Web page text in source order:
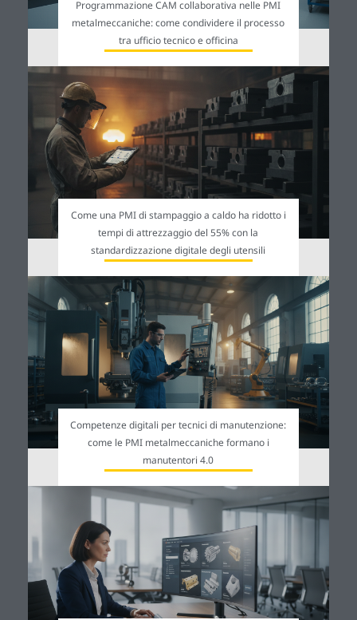
Programmazione CAM collaborativa nelle PMI
metalmeccaniche: come condividere il processo
tra ufficio tecnico e officina
Come una PMI di stampaggio a caldo ha ridotto i
tempi di attrezzaggio del 55% con la
standardizzazione digitale degli utensili
Competenze digitali per tecnici di manutenzione:
come le PMI metalmeccaniche formano i
manutentori 4.0